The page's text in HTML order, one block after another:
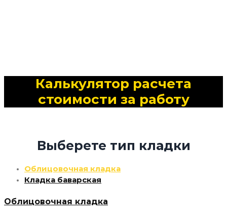
Калькулятор расчета
стоимости за работу
Выберете тип кладки
Облицовочная кладка
Кладка баварская
Облицовочная кладка